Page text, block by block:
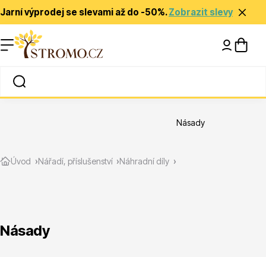
Jarní výprodej se slevami až do -50%.Zobrazit slevy
Rady a tipy
Úvod Nářadí, příslušenství Náhradní díly
Násady
Násady